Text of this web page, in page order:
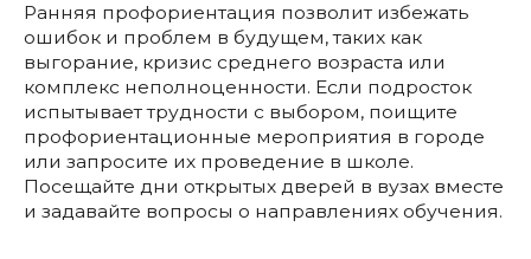
Ранняя профориентация позволит избежать
ошибок и проблем в будущем, таких как
выгорание, кризис среднего возраста или
комплекс неполноценности. Если подросток
испытывает трудности с выбором, поищите
профориентационные мероприятия в городе
или запросите их проведение в школе.
Посещайте дни открытых дверей в вузах вместе
и задавайте вопросы о направлениях обучения.